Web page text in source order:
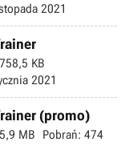
2021
758,5 KB
2021
(promo)
5,9 MB Pobrań: 474